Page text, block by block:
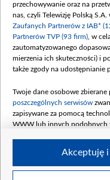
Data
(wpłata
Data
kwiecień 180
czerwca 90
4 sierpnia 250
przechowywanie oraz na
nas, czyli Telewizję Polską S.A.
Zaufanych Partnerów z IAB*
Partnerów TVP (93 firm) , w
zautomatyzowanego
mierzenia ich skuteczności) i
także zgody na udostępnianie
Twoje dane osobowe zbierane
poszczególnych serwisów
zapisywane za pomocą
WWW lub innych podobnych
Akceptuję